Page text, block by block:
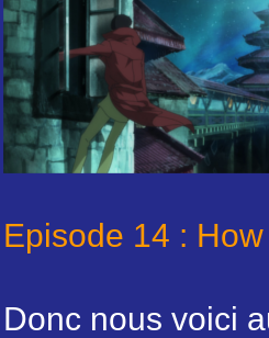
Episode 14 :
Donc nous voici